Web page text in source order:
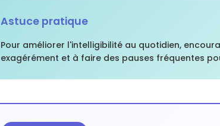
Astuce pratique
Pour améliorer l'intelligibilité au quotidien,
exagérément et à faire des pauses fréquentes